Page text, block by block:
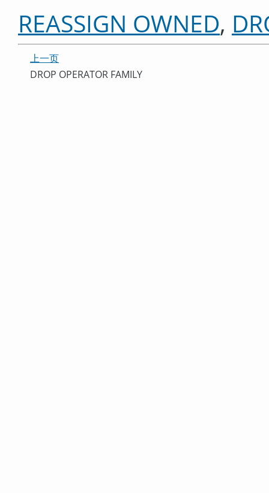
REASSIGN OWNED,
上一页
DROP OPERATOR FAMILY